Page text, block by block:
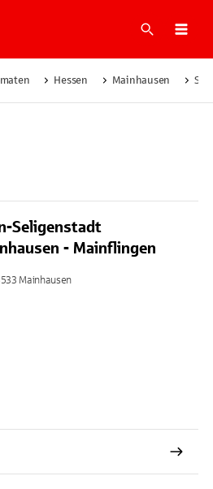
Suche
Hessen Mainhausen
Seligenstadt
- Mainflingen
Mainhausen